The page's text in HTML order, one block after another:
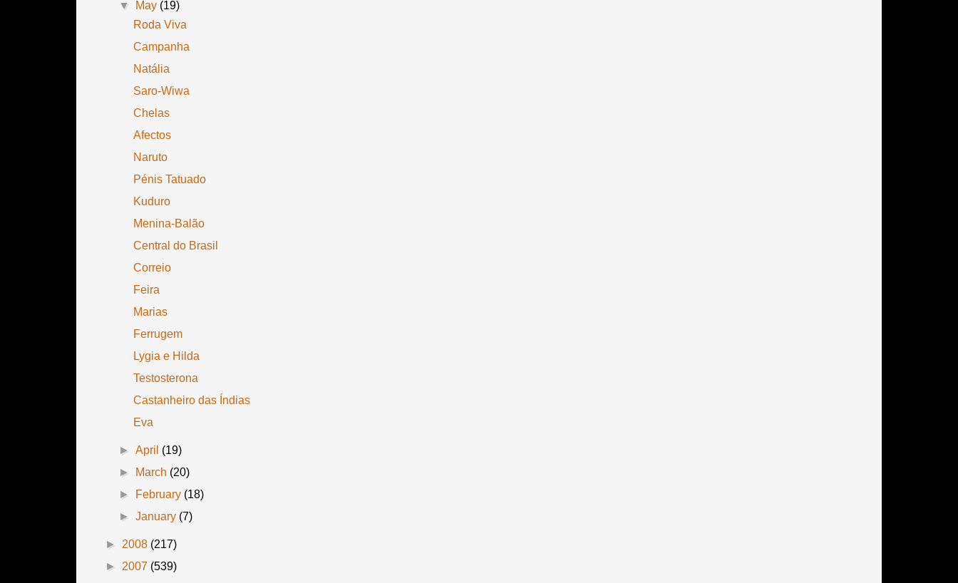
▼
May (19)
Roda Viva
Campanha
Natália
Saro-Wiwa
Chelas
Afectos
Naruto
Pénis Tatuado
Kuduro
Menina-Balão
Central do Brasil
Correio
Feira
Marias
Ferrugem
Lygia e Hilda
Testosterona
Castanheiro das Índias
Eva
►April (19)
►
March (20)
►
February (18)
►January (7)
► 2008 (217)
► 2007 (539)